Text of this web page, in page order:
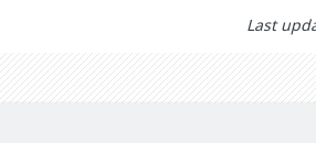
Last